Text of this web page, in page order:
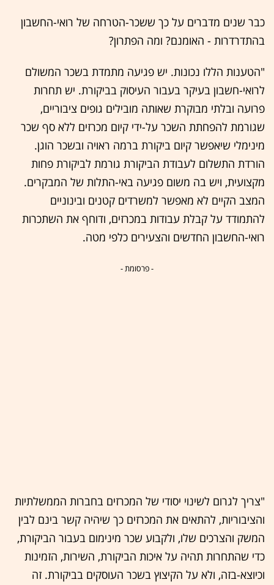
כבר שנים מדברים על כך ששכר-הטרחה של רואי-החשבון
בהתדרדרות - האומנם? ומה הפתרון?
"הטענות הללו נכונות. יש פגיעה מתמדת בשכר המשולם
לרואי-חשבון בעיקר בעבור העיסוק בביקורת. יש תחרות
פרועה ובלתי מבוקרת שאותה מובילים גופים ציבוריים,
שגורמת להפחתת השכר על-ידי קיום מכרזים ללא סף שכר
מינימלי שיאפשר קיום ביקורת ברמה ראויה ובשכר הוגן.
הורדת התשלום לעבודת הביקורת גורמת לביקורת פחות
מקצועית, ויש בה משום פגיעה באי-התלות של המבקרים.
המצב הקיים לא מאפשר למשרדים קטנים ובינוניים
להתמודד על קבלת עבודות במכרזים, ודוחף את השתכרות
רואי-החשבון החדשים והצעירים כלפי מטה.
- פרסומת -
"צריך לגרום לשינוי יסודי של המכרזים בחברות הממשלתיות
והציבוריות, להתאים את המכרזים כך שיהיה קשר בינם לבין
המשק והצרכים שלו, ולקבוע שכר מינימום בעבור הביקורת,
כדי שהתחרות תהיה על איכות הביקורת, השירות, הזמינות
וכיוצא-בזה, ולא על הקיצוץ בשכר העוסקים בביקורת. זה